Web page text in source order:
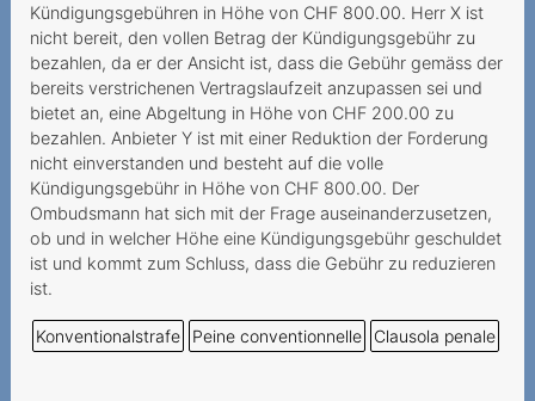
Kündigungsgebühren in Höhe von CHF 800.00. Herr X ist
nicht bereit, den vollen Betrag der Kündigungsgebühr zu
bezahlen, da er der Ansicht ist, dass die Gebühr gemäss der
bereits verstrichenen Vertragslaufzeit anzupassen sei und
bietet an, eine Abgeltung in Höhe von CHF 200.00 zu
bezahlen. Anbieter Y ist mit einer Reduktion der Forderung
nicht einverstanden und besteht auf die volle
Kündigungsgebühr in Höhe von CHF 800.00. Der
Ombudsmann hat sich mit der Frage auseinanderzusetzen,
ob und in welcher Höhe eine Kündigungsgebühr geschuldet
ist und kommt zum Schluss, dass die Gebühr zu reduzieren
ist.
Konventionalstrafe Peine conventionnelle Clausola penale
An Mindestvertragsdauer
gebundenes Geschenk
Résiliation par le prestataire
d'un numéro Prepaid
inutilisé
Fragliche Deaktivierung
einer Prepaid-Nummer
Prestataire inatteignable
Wegzug ins Ausland als
wichtiger Grund